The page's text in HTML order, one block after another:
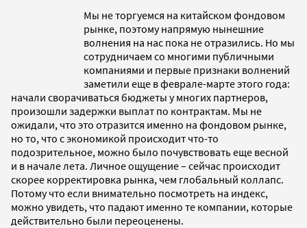
Мы не торгуемся на китайском фондовом
рынке, поэтому напрямую нынешние
волнения на нас пока не отразились. Но мы
сотрудничаем со многими публичными
компаниями и первые признаки волнений
заметили еще в феврале-марте этого года:
начали сворачиваться бюджеты у многих партнеров,
произошли задержки выплат по контрактам. Мы не
ожидали, что это отразится именно на фондовом рынке,
но то, что с экономикой происходит что-то
подозрительное, можно было почувствовать еще весной
и в начале лета. Личное ощущение – сейчас происходит
скорее корректировка рынка, чем глобальный коллапс.
Потому что если внимательно посмотреть на индекс,
можно увидеть, что падают именно те компании, которые
действительно были переоценены.